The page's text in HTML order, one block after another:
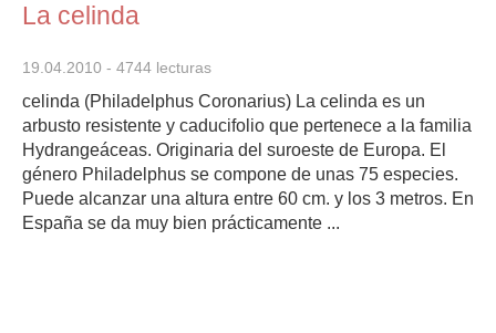
La celinda
19.04.2010 - 4744 lecturas
celinda (Philadelphus Coronarius) La celinda es un
arbusto resistente y caducifolio que pertenece a la familia
Hydrangeáceas. Originaria del suroeste de Europa. El
género Philadelphus se compone de unas 75 especies.
Puede alcanzar una altura entre 60 cm. y los 3 metros. En
España se da muy bien prácticamente ...